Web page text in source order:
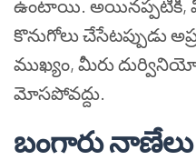
ఉంటాయి. అయినప్పటికీ,
కొనుగోలు చేసేటప్పుడు
ముఖ్యం, మీరు
మోసపోవద్దు.
బంగారు